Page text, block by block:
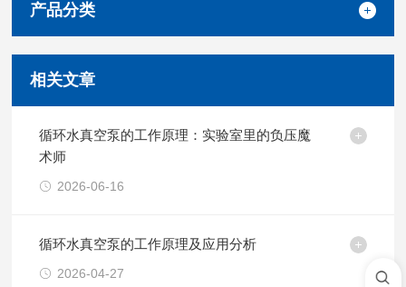
产品分类
相关文章
循环水真空泵的工作原理：实验室里的负压魔
术师
2026-06-16
循环水真空泵的工作原理及应用分析
2026-04-27